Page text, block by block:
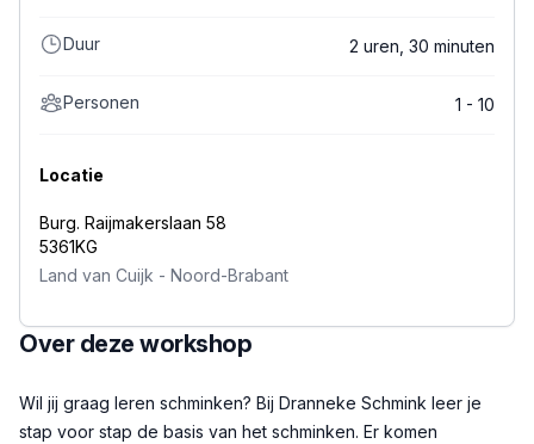
Duur 2 uren, 30 minuten
Personen 1 - 10
Locatie
Burg. Raijmakerslaan 58
5361KG
Land van Cuijk - Noord-Brabant
Over deze workshop
Beschrijving
Wil jij graag leren schminken? Bij Dranneke Schmink leer je
stap voor stap de basis van het schminken. Er komen